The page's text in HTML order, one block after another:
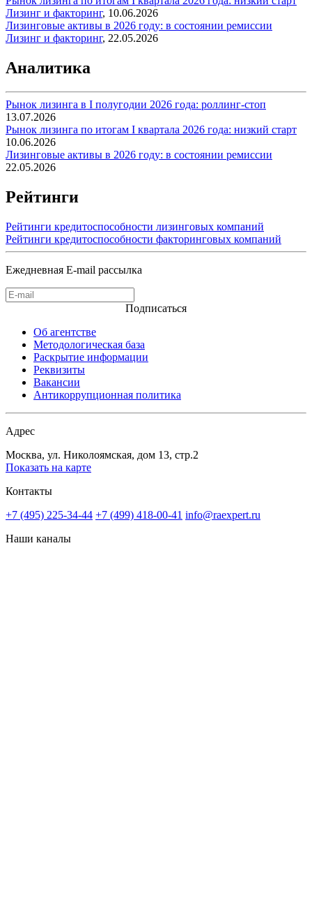
Лизинг и факторинг, 10.06.2026
Лизинговые активы в 2026 году: в состоянии ремиссии
Лизинг и факторинг, 22.05.2026
Аналитика
Рынок лизинга в I полугодии 2026 года: роллинг-стоп
13.07.2026
Рынок лизинга по итогам I квартала 2026 года: низкий старт
10.06.2026
Лизинговые активы в 2026 году: в состоянии ремиссии
22.05.2026
Рейтинги
Рейтинги кредитоспособности лизинговых компаний
Рейтинги кредитоспособности факторинговых компаний
Ежедневная E-mail рассылка
Подписаться
Об агентстве
Методологическая база
Раскрытие информации
Реквизиты
Вакансии
Антикоррупционная политика
Адрес
Москва, ул. Николоямская, дом 13, стр.2
Показать на карте
Контакты
+7 (495) 225-34-44 +7 (499) 418-00-41 info@raexpert.ru
Наши каналы